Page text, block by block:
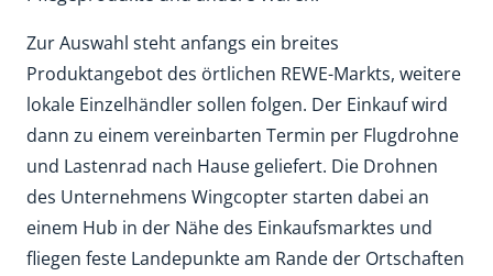
Zur Auswahl steht anfangs ein breites
Produktangebot des örtlichen REWE-Markts, weitere
lokale Einzelhändler sollen folgen. Der Einkauf wird
dann zu einem vereinbarten Termin per Flugdrohne
und Lastenrad nach Hause geliefert. Die Drohnen
des Unternehmens Wingcopter starten dabei an
einem Hub in der Nähe des Einkaufsmarktes und
fliegen feste Landepunkte am Rande der Ortschaften